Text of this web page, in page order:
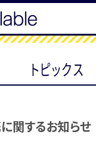
トピックス
関するお知らせ